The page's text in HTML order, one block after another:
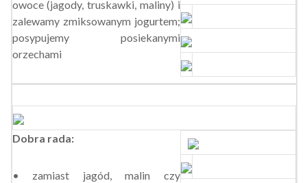
owoce (jagody, truskawki, maliny) i
zalewamy zmiksowanym jogurtem;
posypujemy posiekanymi
orzechami
Dobra rada:
• zamiast jagód, malin czy